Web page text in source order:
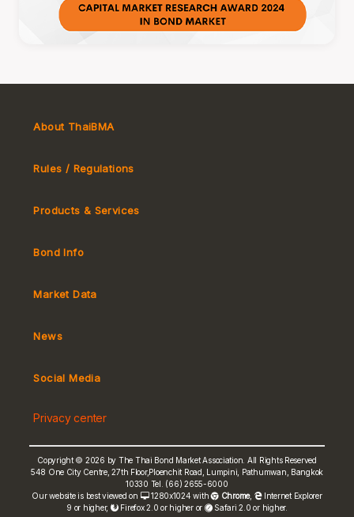
About ThaiBMA
Rules / Regulations
Market Convention
Products & Services
e-bookbuilding
Bond Info
Market Data
Non-resident Flows
Bond Price
News
Social Media
Privacy center
Copyright © 2026 by The Thai Bond Market Association. All Rights Reserved
548 One City Centre, 27th Floor,Ploenchit Road, Lumpini, Pathumwan, Bangkok
10330 Tel. (66) 2655-6000
Our website is best viewed on
1280x1024 with Chrome,
Internet Explorer
9 or higher,
Firefox 2.0 or higher or Safari 2.0 or higher.